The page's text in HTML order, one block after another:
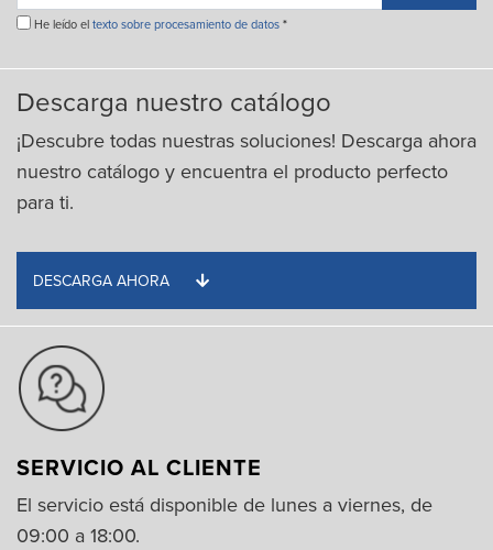
He leído eltexto sobre procesamiento de datos*
Descarga nuestro catálogo
¡Descubre todas nuestras soluciones! Descarga ahora
nuestro catálogo y encuentra el producto perfecto
para ti.
DESCARGA AHORA
SERVICIO AL CLIENTE
El servicio está disponible de lunes a viernes, de
09:00 a 18:00.